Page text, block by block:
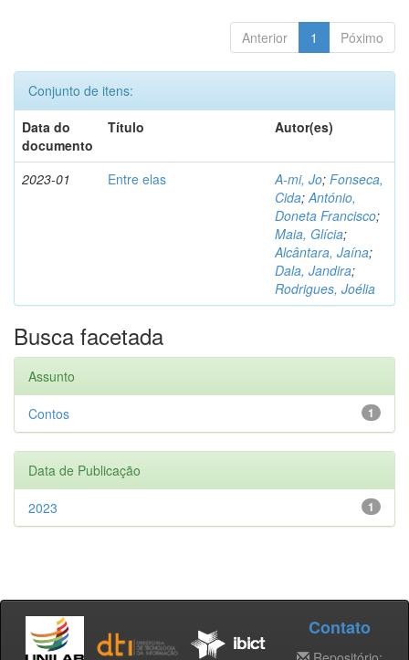
Anterior 1 Póximo
Conjunto de itens:
Data do
documento
Título Autor(es)
2023-01 Entre elas A-mi, Jo; Fonseca,
Cida;António,
Doneta Francisco;
Maia, Glícia;
Alcântara, Jaína;
Dala, Jandira;
Rodrigues, Joélia
Busca facetada
Assunto
1
Contos
Data de Publicação
1
2023
Contato